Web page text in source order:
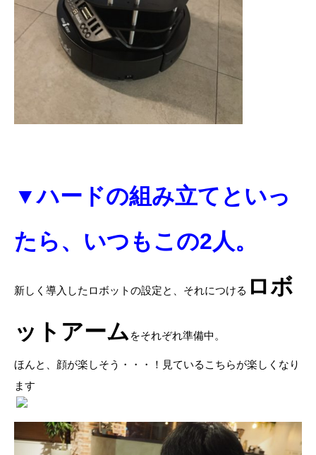
▼ハードの組み立てといっ
たら、いつもこの2人。
新しく導入したロボットの設定と、それにつける ロボ
ットアーム をそれぞれ準備中。
ほんと、顔が楽しそう・・・！見ているこちらが楽しくなり
ます